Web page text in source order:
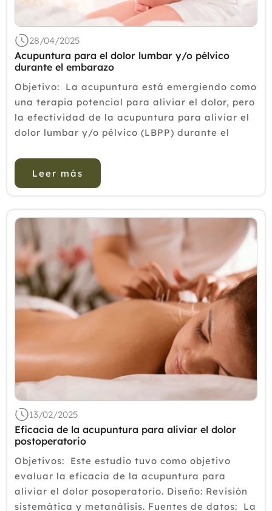
28/04/2025
Acupuntura para el dolor lumbar y/o pélvico
durante el embarazo
Objetivo: La acupuntura está emergiendo como
una terapia potencial para aliviar el dolor, pero
la efectividad de la acupuntura para aliviar el
dolor lumbar y/o pélvico (LBPP) durante el
metanálisis tiene como objetivo inves...
Leer más
13/02/2025
Eficacia de la acupuntura para aliviar el dolor
postoperatorio
Objetivos: Este estudio tuvo como objetivo
evaluar la eficacia de la acupuntura para
aliviar el dolor posoperatorio. Diseño: Revisión
sistemática y metanálisis. Fuentes de datos: La